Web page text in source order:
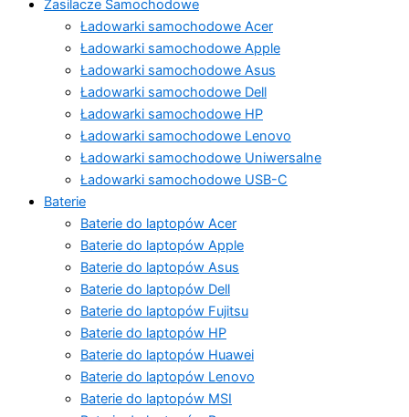
Zasilacze Samochodowe
Ładowarki samochodowe Acer
Ładowarki samochodowe Apple
Ładowarki samochodowe Asus
Ładowarki samochodowe Dell
Ładowarki samochodowe HP
Ładowarki samochodowe Lenovo
Ładowarki samochodowe Uniwersalne
Ładowarki samochodowe USB-C
Baterie
Baterie do laptopów Acer
Baterie do laptopów Apple
Baterie do laptopów Asus
Baterie do laptopów Dell
Baterie do laptopów Fujitsu
Baterie do laptopów HP
Baterie do laptopów Huawei
Baterie do laptopów Lenovo
Baterie do laptopów MSI